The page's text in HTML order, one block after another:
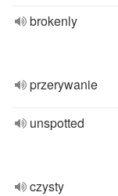
brokenly
przerywanie
unspotted
czysty